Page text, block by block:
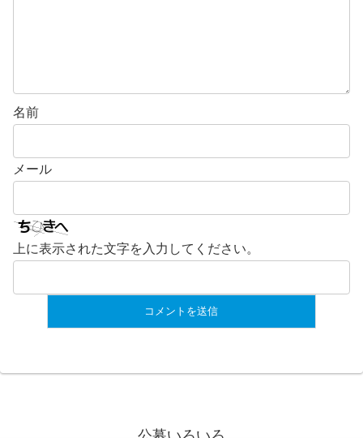
名前
メール
上に表示された文字を入力してください。